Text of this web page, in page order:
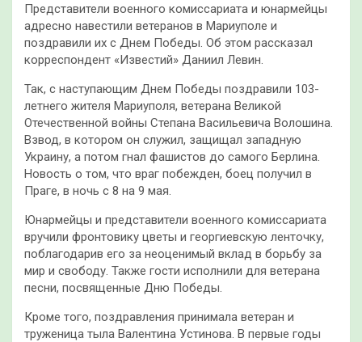
Представители военного комиссариата и юнармейцы
адресно навестили ветеранов в Мариуполе и
поздравили их с Днем Победы. Об этом рассказал
корреспондент «Известий» Даниил Левин.
Так, с наступающим Днем Победы поздравили 103-
летнего жителя Мариуполя, ветерана Великой
Отечественной войны Степана Васильевича Волошина.
Взвод, в котором он служил, защищал западную
Украину, а потом гнал фашистов до самого Берлина.
Новость о том, что враг побежден, боец получил в
Праге, в ночь с 8 на 9 мая.
Юнармейцы и представители военного комиссариата
вручили фронтовику цветы и георгиевскую ленточку,
поблагодарив его за неоценимый вклад в борьбу за
мир и свободу. Также гости исполнили для ветерана
песни, посвященные Дню Победы.
Кроме того, поздравления принимала ветеран и
труженица тыла Валентина Устинова. В первые годы